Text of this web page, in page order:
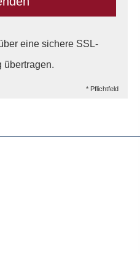
eine sichere SSL-
übertragen.
* Pflichtfeld